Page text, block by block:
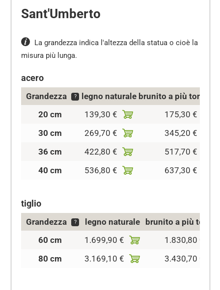
Sant'Umberto
La grandezza indica l'altezza della statua o cioè la
misura più lunga.
acero
Grandezza ? legno naturale brunito a più tonalità
20 cm
139,30 €
175,30 €
30 cm
269,70 €
345,20 €
36 cm
422,80 €
517,70 €
40 cm
536,80 € 637,30 €
tiglio
Grandezza ? legno naturale
brunito a più
60 cm
1.699,90 €
1.830,80 €
80 cm
3.169,10 € 3.430,70 €